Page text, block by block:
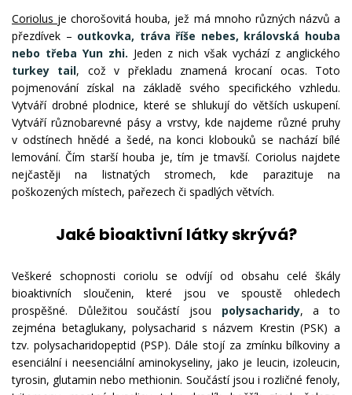
Coriolus je chorošovitá houba, jež má mnoho různých názvů a
přezdívek – outkovka, tráva říše nebes, královská houba
nebo třeba Yun zhi. Jeden z nich však vychází z anglického
turkey tail, což v překladu znamená krocaní ocas. Toto
pojmenování získal na základě svého specifického vzhledu.
Vytváří drobné plodnice, které se shlukují do větších uskupení.
Vytváří různobarevné pásy a vrstvy, kde najdeme různé pruhy
v odstínech hnědé a šedé, na konci klobouků se nachází bílé
lemování. Čím starší houba je, tím je tmavší. Coriolus najdete
nejčastěji na listnatých stromech, kde parazituje na
poškozených místech, pařezech či spadlých větvích.
Jaké bioaktivní látky skrývá?
Veškeré schopnosti coriolu se odvíjí od obsahu celé škály
bioaktivních sloučenin, které jsou ve spoustě ohledech
prospěšné. Důležitou součástí jsou polysacharidy, a to
zejména betaglukany, polysacharid s názvem Krestin (PSK) a
tzv. polysacharidopeptid (PSP). Dále stojí za zmínku bílkoviny a
esenciální i neesenciální aminokyseliny, jako je leucin, izoleucin,
tyrosin, glutamin nebo methionin. Součástí jsou i rozličné fenoly,